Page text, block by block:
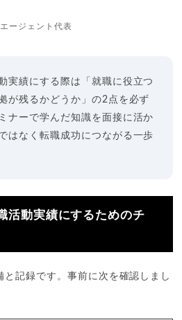
ージェント代表
実績にする際は「就職に役立つ
が残るかどうか」の2点を必ず
ナーで学んだ知識を面接に活か
はなく転職成功につながる一歩
活動実績にするためのチ
記録です。事前に次を確認しまし